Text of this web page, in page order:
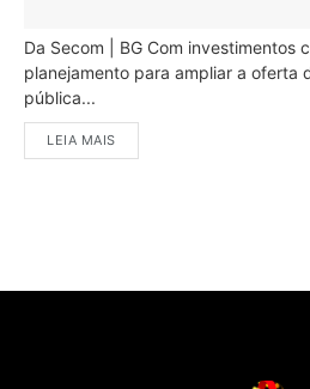
Da Secom | BG Com investimentos
planejamento para ampliar a oferta
pública...
LEIA MAIS